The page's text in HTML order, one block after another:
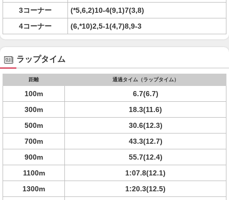
3コーナー
(*5,6,2)10-4(9,1)7(3,8)
4コーナー
(6,*10)2,5-1(4,7)8,9-3
ラップタイム
距離 通過タイム（ラップタイム）
100m
6.7(6.7)
300m
18.3(11.6)
500m
30.6(12.3)
700m
43.3(12.7)
900m
55.7(12.4)
1100m
1:07.8(12.1)
1300m
1:20.3(12.5)